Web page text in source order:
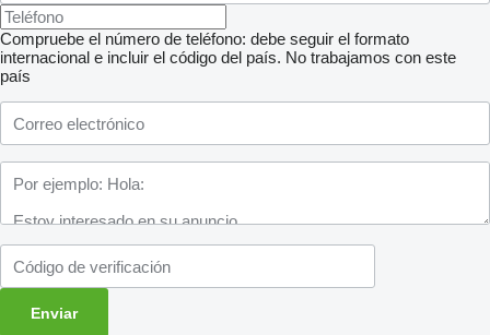
Compruebe el número de teléfono: debe seguir el formato
internacional e incluir el código del país. No trabajamos con este
país